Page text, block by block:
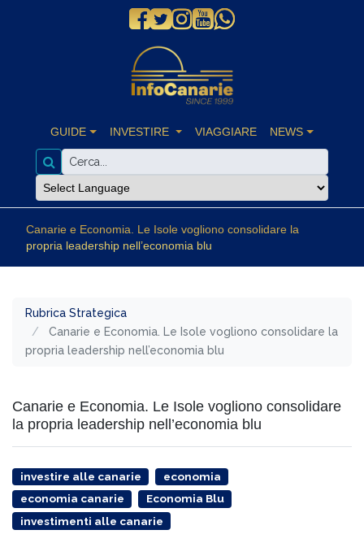
GUIDE INVESTIRE VIAGGIARE NEWS
Canarie e Economia. Le Isole vogliono consolidare la
propria leadership nell’economia blu
Rubrica Strategica
Canarie e Economia. Le Isole vogliono consolidare la
propria leadership nell’economia blu
Canarie e Economia. Le Isole vogliono consolidare
la propria leadership nell’economia blu
investire alle canarie
economia
economia canarie
Economia Blu
investimenti alle canarie